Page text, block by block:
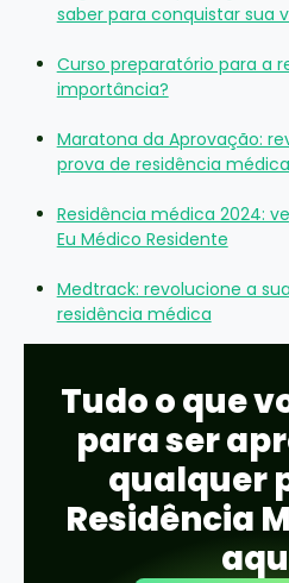
saber para conquistar sua
Curso preparatório para a
importância?
Maratona da Aprovação:
prova de residência médica
Residência médica 2024:
Eu Médico Residente
Medtrack: revolucione a
residência médica
Tudo o que
para ser
qualquer
Residência